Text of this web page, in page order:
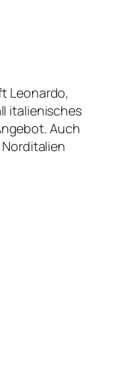
Leonardo,
italienisches
Auch